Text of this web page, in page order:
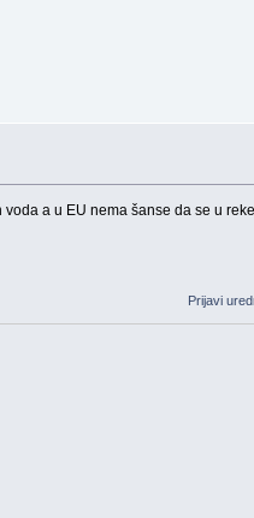
a u EU nema šanse da se u
Prijavi